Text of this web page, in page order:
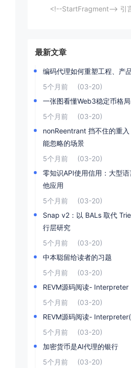
最新文章
编码代理如何重塑工程、产
5个月前
(03-20)
一张图看懂Web3稳定币格局
5个月前
(03-20)
nonReentrant 挡不住的重
能忽略的场景
5个月前
(03-20)
零知识API使用信用：大型
他应用
5个月前
(03-20)
Snap v2：以 BALs 取代
行层研究
5个月前
(03-20)
中本聪留给读者的习题
5个月前
(03-20)
REVM源码阅读- Interpreter
5个月前
(03-20)
REVM源码阅读-
5个月前
(03-20)
加密货币是AI代理的银行
5个月前
(03-20)